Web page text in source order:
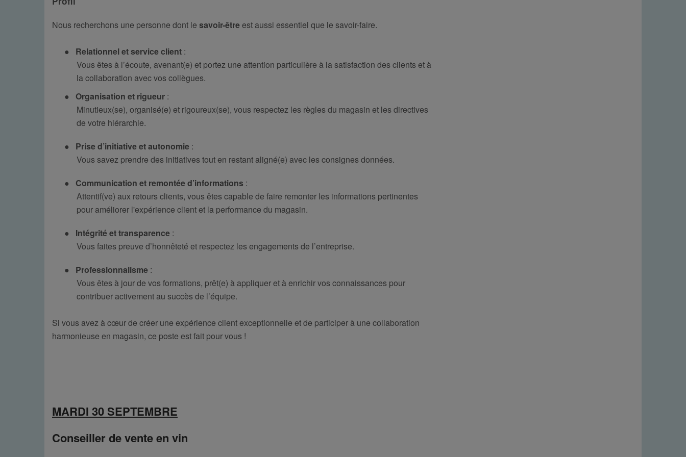
Nous recherchons une personne dont le savoir-êtreest aussi essentiel que le savoir-faire.
● Relationnel et service client :
Vous êtes à l’écoute, avenant(e) et portez une attention particulière à la satisfaction des clients et à
la collaboration avec vos collègues.
●
Organisation et rigueur :
Minutieux(se), organisé(e) et rigoureux(se), vous respectez les règles du magasin et les directives
de votre hiérarchie.
●
Prise d’initiative et autonomie :
Vous savez prendre des initiatives tout en restant aligné(e) avec les consignes données.
●
Communication et remontée d’informations :
Attentif(ve) aux retours clients, vous êtes capable de faire remonter les informations pertinentes
pour améliorer l'expérience client et la performance du magasin.
●
Intégrité et transparence :
Vous faites preuve d’honnêteté et respectez les engagements de l’entreprise.
●
Professionnalisme :
Vous êtes à jour de vos formations, prêt(e) à appliquer et à enrichir vos connaissances pour
contribuer activement au succès de l’équipe.
Si vous avez à cœur de créer une expérience client exceptionnelle et de participer à une collaboration
harmonieuse en magasin, ce poste est fait pour vous !
MARDI 30 SEPTEMBRE
Conseiller de vente en vin